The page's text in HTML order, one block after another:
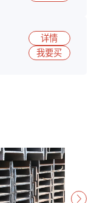
详情
我要买